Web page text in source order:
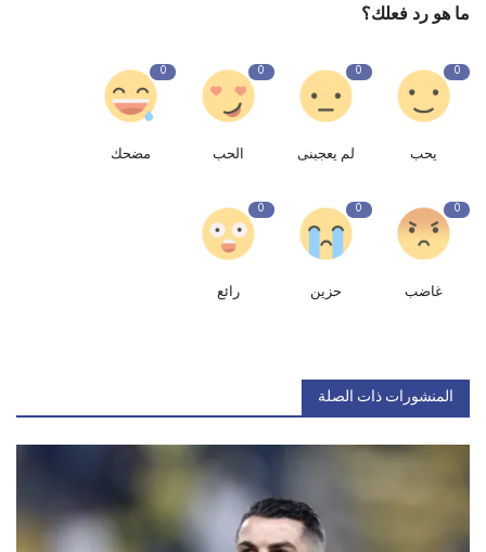
ما هو رد فعلك؟
0
يحب
0
لم يعجبنى
0
الحب
0
مضحك
0
غاضب
0
حزين
0
رائع
المنشورات ذات الصلة